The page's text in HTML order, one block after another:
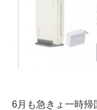
6月も急きょ一時帰